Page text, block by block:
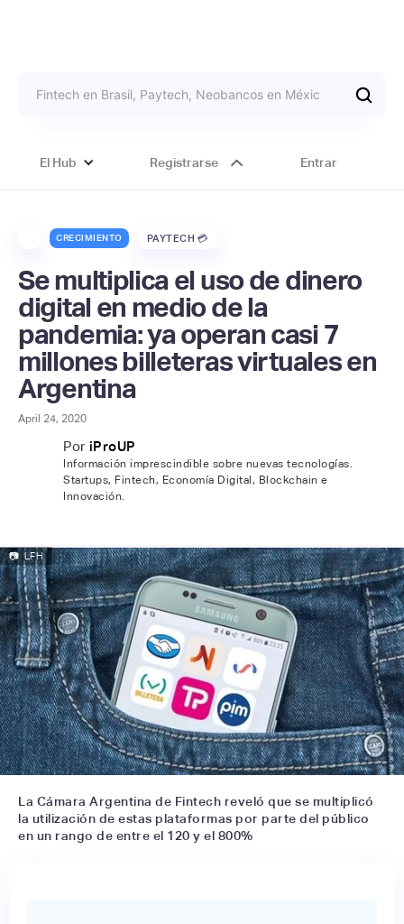
El Hub Registrarse Entrar
CRECIMIENTO PAYTECH 💳
Se multiplica el uso de dinero
digital en medio de la
pandemia: ya operan casi 7
millones billeteras virtuales en
Argentina
April 24, 2020
Por iProUP
Información imprescindible sobre nuevas tecnologías.
Startups, Fintech, Economía Digital, Blockchain e
Innovación.
📷 LFH
La Cámara Argentina de Fintech reveló que se multiplicó
la utilización de estas plataformas por parte del público
en un rango de entre el 120 y el 800%